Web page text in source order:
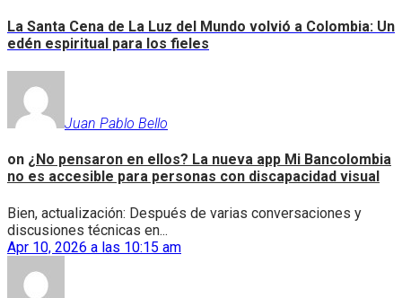
La Santa Cena de La Luz del Mundo volvió a Colombia: Un
edén espiritual para los fieles
Juan Pablo Bello
on ¿No pensaron en ellos? La nueva app Mi Bancolombia
no es accesible para personas con discapacidad visual
Bien, actualización: Después de varias conversaciones y
discusiones técnicas en...
Apr 10, 2026 a las 10:15 am